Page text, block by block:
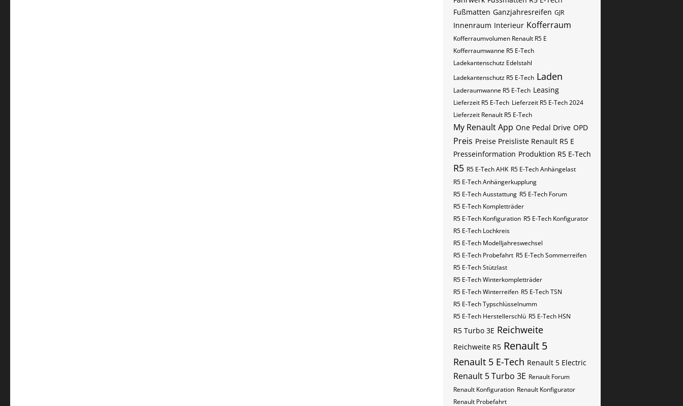
Fußmatten Ganzjahresreifen GJR
Innenraum Interieur Kofferraum
Kofferraumvolumen Renault R5 E
Kofferraumwanne R5 E-Tech
Ladekantenschutz Edelstahl
Ladekantenschutz R5 E-Tech Laden
Laderaumwanne R5 E-Tech Leasing
Lieferzeit R5 E-Tech Lieferzeit R5 E-Tech 2024
Lieferzeit Renault R5 E-Tech
My Renault App One Pedal Drive OPD
Preis Preise Preisliste Renault R5 E
Presseinformation Produktion R5 E-Tech
R5 R5 E-Tech AHK R5 E-Tech Anhängelast
R5 E-Tech Anhängerkupplung
R5 E-Tech Ausstattung R5 E-Tech Forum
R5 E-Tech Kompletträder
R5 E-Tech Konfiguration R5 E-Tech Konfigurator
R5 E-Tech Lochkreis
R5 E-Tech Modelljahreswechsel
R5 E-Tech Probefahrt R5 E-Tech Sommerreifen
R5 E-Tech Stützlast
R5 E-Tech Winterkompletträder
R5 E-Tech Winterreifen R5 E-Tech​​​​ TSN
R5 E-Tech​​​​ Typschlüsselnumm
R5 E-Tech​​​​​ Herstellerschlü R5 E-Tech​​​​​ HSN
R5 Turbo 3E Reichweite
Reichweite R5 Renault 5
Renault 5 E-Tech Renault 5 Electric
Renault 5 Turbo 3E Renault Forum
Renault Konfiguration Renault Konfigurator
Renault Probefahrt